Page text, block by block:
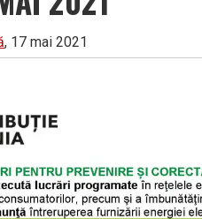
, 17 mai 2021